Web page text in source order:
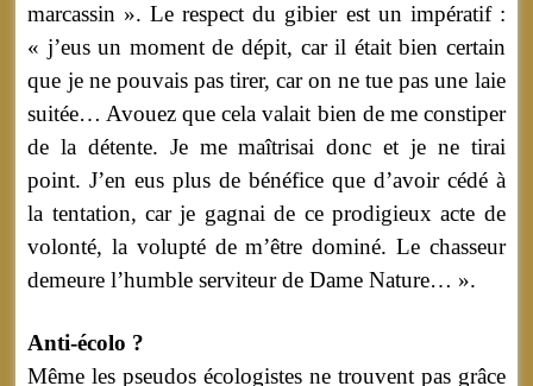
marcassin ». Le respect du gibier est un impératif :
« j’eus un moment de dépit, car il était bien certain
que je ne pouvais pas tirer, car on ne tue pas une laie
suitée… Avouez que cela valait bien de me constiper
de la détente. Je me maîtrisai donc et je ne tirai
point. J’en eus plus de bénéfice que d’avoir cédé à
la tentation, car je gagnai de ce prodigieux acte de
volonté, la volupté de m’être dominé. Le chasseur
demeure l’humble serviteur de Dame Nature… ».
Anti-écolo ?
Même les pseudos écologistes ne trouvent pas grâce